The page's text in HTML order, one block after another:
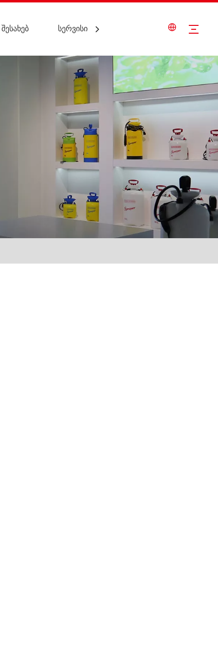
სერვისი დაგვიკავშირდით